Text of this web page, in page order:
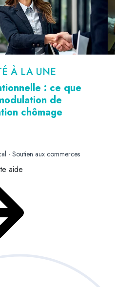
À LA UNE
: ce que
de
chômage
- Soutien aux commerces
aide